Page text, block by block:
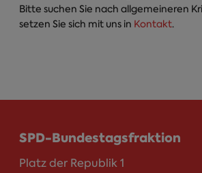
Bitte suchen Sie nach allgemeineren
setzen Sie sich mit uns in Kontakt.
SPD-Bundestagsfraktion
Platz der Republik 1